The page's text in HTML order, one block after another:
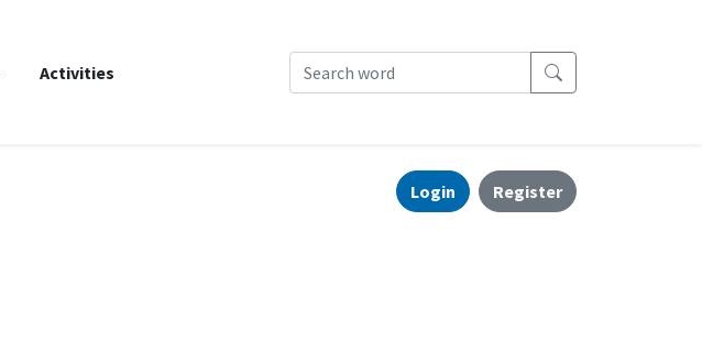
Activities
Login Register